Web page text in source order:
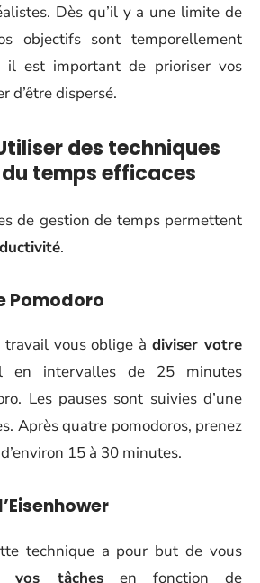
Dès qu’il y a une limite de
objectifs sont temporellement
il est important de prioriser vos
d’être dispersé.
des techniques
temps efficaces
de gestion de temps permettent
.
Pomodoro
travail vous oblige àdiviser votre
en intervalles de 25 minutes
Les pauses sont suivies d’une
Après quatre pomodoros, prenez
15 à 30 minutes.
technique a pour but de vous
vos tâchesen fonction de